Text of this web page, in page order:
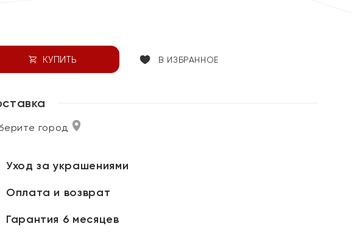
КУПИТЬ В ИЗБРАННОЕ
город
Уход за украшениями
Оплата и возврат
Гарантия 6 месяцев